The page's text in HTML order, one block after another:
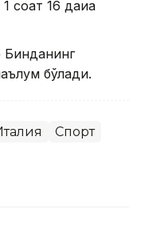
16 дақиқа
бўлади.
Спорт